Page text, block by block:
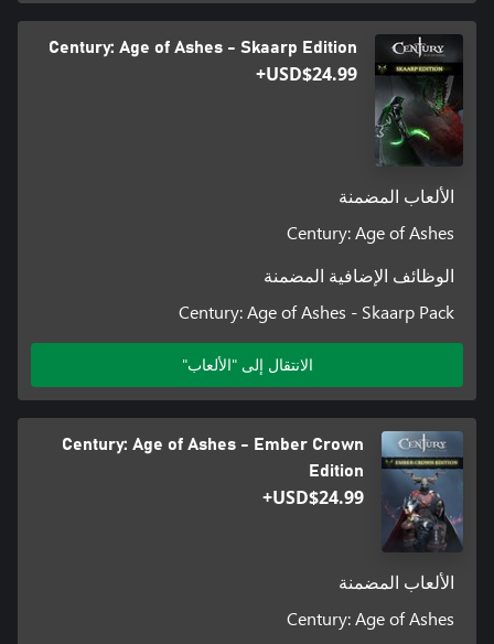
Century: Age of Ashes - Skaarp Edition
USD$24.99+
الألعاب المضمنة
Century: Age of Ashes
الوظائف الإضافية المضمنة
Century: Age of Ashes - Skaarp Pack
الانتقال إلى "الألعاب"
Century: Age of Ashes - Ember Crown
Edition
USD$24.99+
الألعاب المضمنة
Century: Age of Ashes